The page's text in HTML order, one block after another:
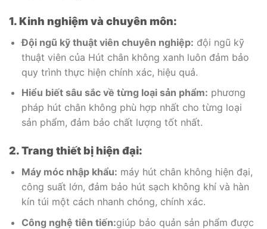
1. Kinh nghiệm và chuyên môn:
Đội ngũ kỹ thuật viên chuyên nghiệp: đội ngũ kỹ
thuật viên của Hút chân không xanh luôn đảm bảo
quy trình thực hiện chính xác, hiệu quả.
Hiểu biết sâu sắc về từng loại sản phẩm: phương
pháp hút chân không phù hợp nhất cho từng loại
sản phẩm, đảm bảo chất lượng tốt nhất.
2. Trang thiết bị hiện đại:
Máy móc nhập khẩu: máy hút chân không hiện đại,
công suất lớn, đảm bảo hút sạch không khí và hàn
kín túi một cách nhanh chóng, chính xác.
Công nghệ tiên tiến:giúp bảo quản sản phẩm được